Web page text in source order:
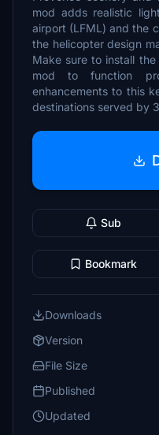
mod adds realistic
airport (LFML) and the
the helicopter design
Make sure to install
mod to function
enhancements to this
destinations served by
Sub
Bookmark
Downloads
Version
File Size
Published
Updated